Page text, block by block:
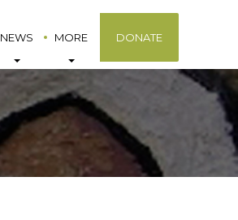
NEWS MORE DONATE